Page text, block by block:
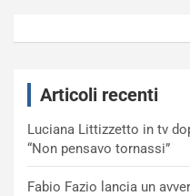
Articoli recenti
Luciana Littizzetto in tv
“Non pensavo tornassi”
Fabio Fazio lancia un